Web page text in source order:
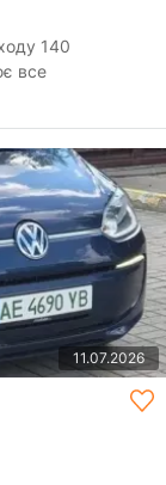
140
все
11.07.2026